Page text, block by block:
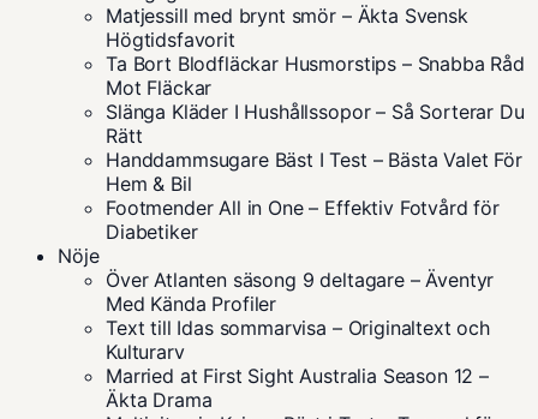
Matjessill med brynt smör – Äkta Svensk
Högtidsfavorit
Ta Bort Blodfläckar Husmorstips – Snabba Råd
Mot Fläckar
Slänga Kläder I Hushållssopor – Så Sorterar Du
Rätt
Handdammsugare Bäst I Test – Bästa Valet För
Hem & Bil
Footmender All in One – Effektiv Fotvård för
Diabetiker
Nöje
Över Atlanten säsong 9 deltagare – Äventyr
Med Kända Profiler
Text till Idas sommarvisa – Originaltext och
Kulturarv
Married at First Sight Australia Season 12 –
Äkta Drama